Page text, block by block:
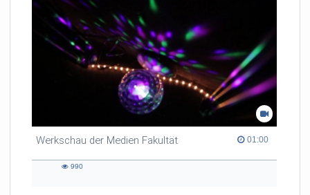
Werkschau der Medien Fakultät 01:00
01:00 duration
990